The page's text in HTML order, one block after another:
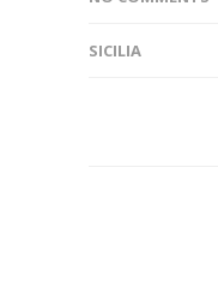
SICILIA